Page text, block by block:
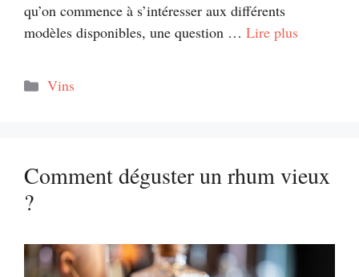
qu’on commence à s’intéresser aux différents
modèles disponibles, une question … Lire plus
Catégories
Vins
Comment déguster un rhum vieux
?